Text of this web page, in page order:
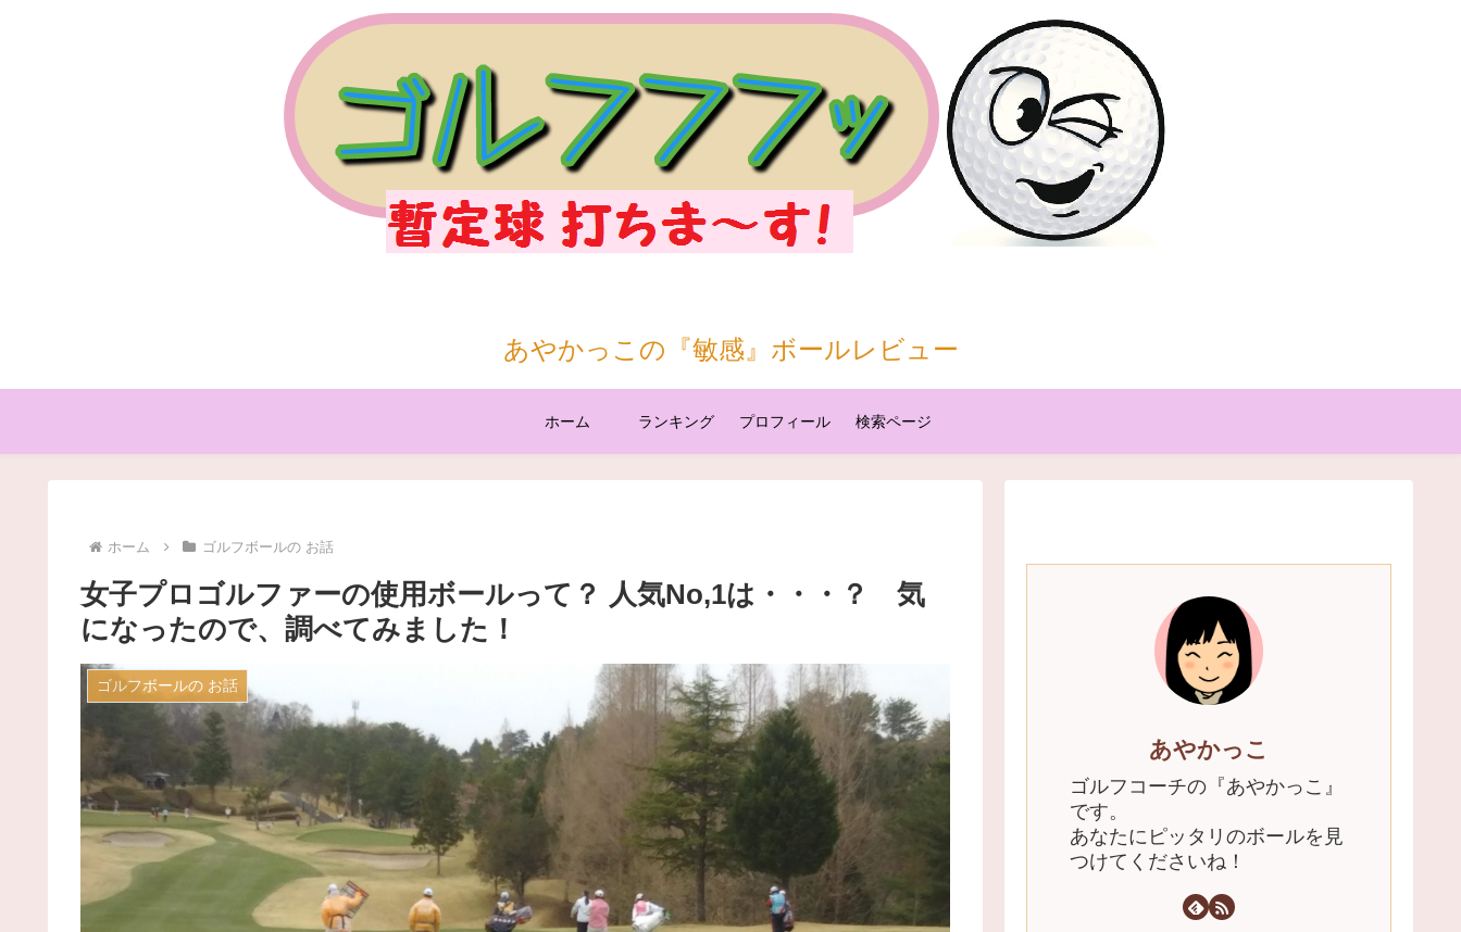
あやかっこの『敏感』ボールレビュー
ホーム ランキング プロフィール 検索ページ
ホーム ゴルフボールの お話
女子プロゴルファーの使用ボールって？ 人気No,1は・・・？ 気
になったので、調べてみました！
ゴルフボールの お話
あやかっこ
ゴルフコーチの『あやかっこ』
です。
あなたにピッタリのボールを見
つけてくださいね！